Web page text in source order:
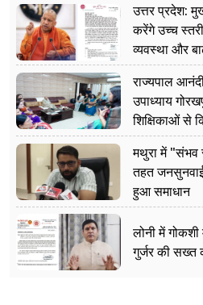
उत्तर प्रदेश:
करेंगे उच्च
व्यवस्था और
नजर
राज्यपाल
उपाध्याय
शिक्षिकाओं से
मथुरा में "संभव
तहत
हुआ समाधान
लोनी में
गुर्जर की सख्त